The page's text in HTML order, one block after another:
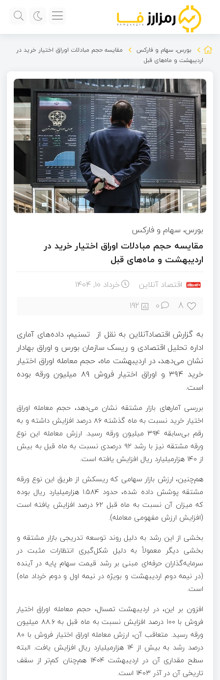
بورس، سهام و فارکس
مقایسه حجم مبادلات اوراق اختیار خرید در
اردیبهشت و ماه‌های قبل
بورس، سهام و فارکس
مقایسه حجم مبادلات اوراق اختیار خرید در
اردیبهشت و ماه‌های قبل
اقتصاد آنلاین خرداد ۱۰, ۱۴۰۴
8
0
192
به گزارش اقتصادآنلاین به نقل از تسنیم، داده‌های آماری
اداره تحلیل اقتصادی و ریسک سازمان بورس و اوراق بهادار
نشان می‌دهد، در اردیبهشت ماه، حجم معامله اوراق اختیار
خرید ۳۹۴ و اوراق اختیار فروش ۸۹ میلیون ورقه بوده
است.
بررسی آمار‌های بازار مشتقه نشان می‌دهد، حجم معامله اوراق
اختیار خرید نسبت به ماه گذشته ۸۶ درصد افزایش داشته و به
رقم بی‌سابقه ۳۹۴ میلیون ورقه رسید. ارزش معامله این نوع
ورقه مشتقه نیز با رشد ۹۲ درصدی نسبت به ماه قبل به بیش
از ۱۴۰ هزارمیلیارد ریال افزایش یافته است.
هم‌چنین، ارزش بازار سهامی که ریسکش از طریق این نوع ورقه
مشتقه پوشش داده شده، حدود ۱.۵۸۴ هزارمیلیارد ریال بوده
که میزان آن نسبت به ماه قبل ۶۲ درصد افزایش یافته است
(افزایش ارزش مفهومی معامله).
بخشی از این رشد به دلیل روند توسعه تدریجی بازار مشتقه و
بخشی دیگر معمولاً به دلیل شکل‌گیری انتظارات مثبت در
سرمایه‌گذاران حرفه‌ای مبنی بر رشد قیمت سهام پایه در آینده
(در نیمه دوم اردیبهشت و بویژه در نیمه اول و دوم خرداد ماه)
است.
افزون بر این، در اردیبهشت تمسال، حجم معامله اوراق اختیار
فروش با ۱۰۰ درصد افزایش نسبت به ماه قبل به ۸۸.۶ میلیون
ورقه رسید. متعاقب آن، ارزش معامله اوراق اختیار فروش با ۸۰
درصد رشد به بیش از ۱۴ هزارمیلیارد ریال افزایش یافت. البته
سطح مقداری آن در اردیبهشت ۱۴۰۴ هم‌چنان کم‌تر از سقف
تاریخی آن در آذر ۱۴۰۳ است.